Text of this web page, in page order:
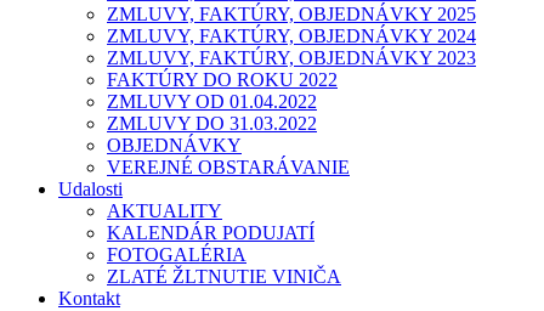
ZMLUVY, FAKTÚRY, OBJEDNÁVKY 2025
ZMLUVY, FAKTÚRY, OBJEDNÁVKY 2024
ZMLUVY, FAKTÚRY, OBJEDNÁVKY 2023
FAKTÚRY DO ROKU 2022
ZMLUVY OD 01.04.2022
ZMLUVY DO 31.03.2022
OBJEDNÁVKY
VEREJNÉ OBSTARÁVANIE
Udalosti
AKTUALITY
KALENDÁR PODUJATÍ
FOTOGALÉRIA
ZLATÉ ŽLTNUTIE VINIČA
Kontakt